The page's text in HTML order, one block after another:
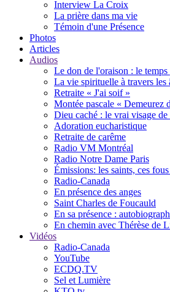
Interview La Croix
La prière dans ma vie
Témoin d'une Présence
Photos
Articles
Audios
Le don de l'oraison : le
La vie spirituelle à travers les
Retraite « J'ai soif »
Montée pascale « Demeurez
Dieu caché : le vrai visage
Adoration eucharistique
Retraite de carême
Radio VM Montréal
Radio Notre Dame Paris
Émissions: les saints, ces
Radio-Canada
En présence des anges
Saint Charles de Foucauld
En sa présence :
En chemin avec Thérèse de
Vidéos
Radio-Canada
YouTube
ECDQ.TV
Sel et Lumière